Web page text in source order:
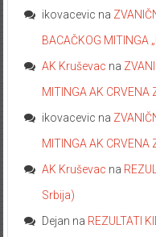
ikovacevic na
BACAČKOG MITINGA
AK Kruševac na
MITINGA AK CRVENA
ikovacevic na
MITINGA AK CRVENA
AK Kruševac na
Srbija)
Dejan na REZULTATI